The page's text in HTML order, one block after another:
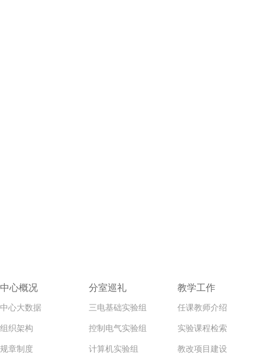
中心概况
中心大数据
组织架构
规章制度
分室巡礼
三电基础实验组
控制电气实验组
计算机实验组
教学工作
任课教师介绍
实验课程检索
教改项目建设